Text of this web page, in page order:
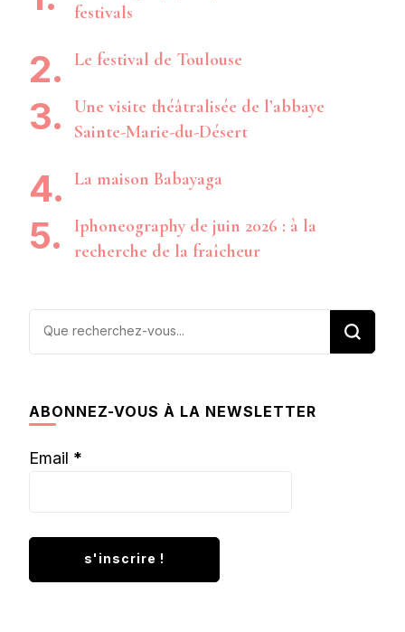
festivals
Le festival de Toulouse
Une visite théâtralisée de l’abbaye
Sainte-Marie-du-Désert
La maison Babayaga
Iphoneography de juin 2026 : à la
recherche de la fraîcheur
Vous
ABONNEZ-VOUS À LA NEWSLETTER
Email *